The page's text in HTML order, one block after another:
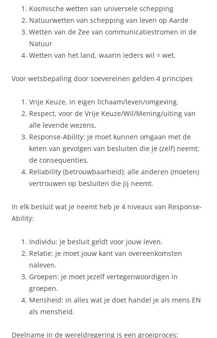
Kosmische wetten van universele schepping
Natuurwetten van schepping van leven op Aarde
Wetten van de Zee van communicatiestromen in de
Natuur
Wetten van het land, waarin ieders wil = wet.
Voor wetsbepaling door soevereinen gelden 4 principes
Vrije Keuze, in eigen lichaam/leven/omgeving.
Respect, voor de Vrije Keuze/Wil/Mening/uiting van
alle levende wezens.
Response-Ability: je moet kunnen omgaan met de
keten van gevolgen van besluiten die je (zelf) neemt;
de consequenties.
Reliability (betrouwbaarheid): alle anderen (moeten)
vertrouwen op besluiten die jij neemt.
In elk besluit wat je neemt heb je 4 niveaus van Response-
Ability:
Individu: je besluit geldt voor jouw leven.
Relatie: je moet jouw kant van overeenkomsten
naleven.
Groepen: je moet jezelf vertegenwoordigen in
groepen.
Mensheid: in alles wat je doet handel je als mens EN
als mensheid.
Deelname in de wereldregering is een groeiproces: